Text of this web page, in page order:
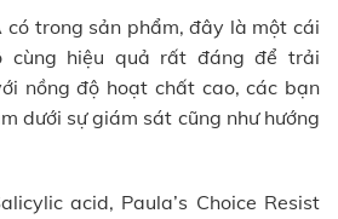
có trong sản phẩm, đây là một cái
cùng hiệu quả rất đáng để trải
nồng độ hoạt chất cao, các bạn
dưới sự giám sát cũng như hướng
acid, Paula’s Choice Resist